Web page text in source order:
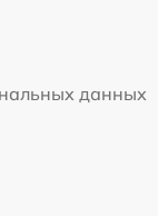
данных